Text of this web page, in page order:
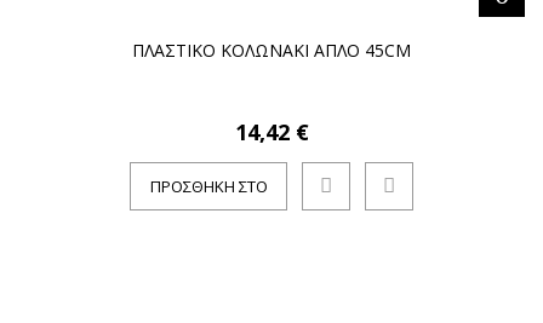
ΠΛΑΣΤΙΚΟ ΚΟΛΩΝΑΚΙ ΑΠΛΟ 45CM
14,42 €
ΠΡΟΣΘΉΚΗ ΣΤΟ